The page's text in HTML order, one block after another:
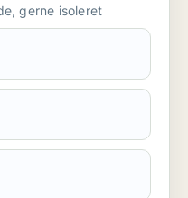
gerne isoleret